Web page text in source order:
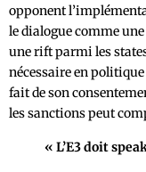
opponent
le dialogue comme
une rift parmi les
nécessaire en
fait de son
les sanctions peut
« L’E3 doit